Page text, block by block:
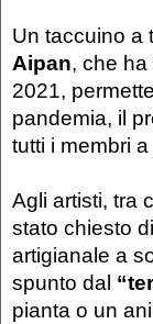
Un taccuino a
Aipan, che
2021,
pandemia, il
tutti i membri
Agli artisti, tra
stato chiesto
artigianale a
spunto dal
pianta o un